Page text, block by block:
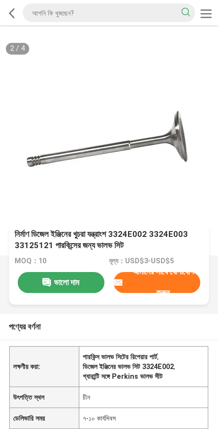
2/ 4
নির্মাণ ডিজেল ইঞ্জিনের খুচরা যন্ত্রাংশ 3324E002 3324E003
33125121 পারকিন্সের জন্য ভালভ সিট
MOQ：10 মূল্য：USD$3-USD$5
ভালো দাম
আমাদের সাথে যোগাযোগ
করুন
পণ্যের বর্ণনা
লক্ষণীয় করা:
পারকিন্স ভালভ সিটের রিপেয়ার পার্ট,
ডিজেল ইঞ্জিনের ভালভ সিট 3324E002,
গ্যারান্টি সঙ্গে Perkins ভালভ সীট
উৎপত্তি স্থল চীন
ডেলিভারি সময় ৭-১০ কার্যদিবস